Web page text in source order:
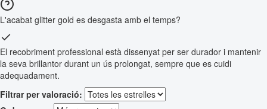
L'acabat glitter gold es desgasta amb el temps?
El recobriment professional està dissenyat per ser durador i mantenir
la seva brillantor durant un ús prolongat, sempre que es cuidi
adequadament.
Filtrar per valoració: